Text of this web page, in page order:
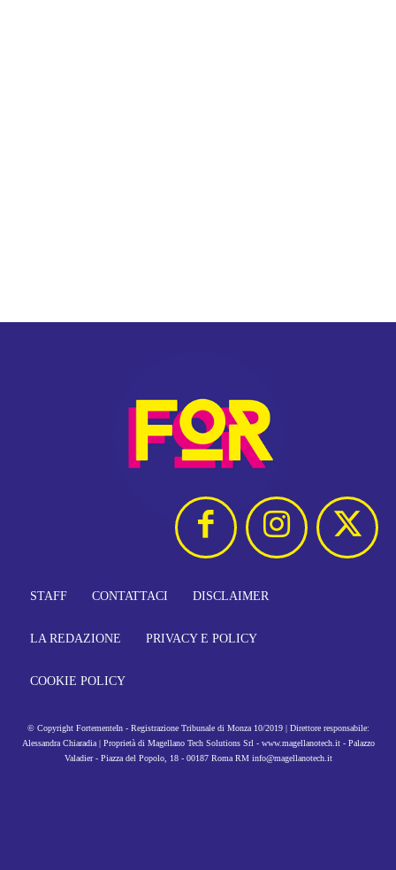
STAFF CONTATTACI DISCLAIMER
LA REDAZIONE PRIVACY E POLICY
COOKIE POLICY
© Copyright FortementeIn - Registrazione Tribunale di Monza 10/2019 | Direttore responsabile:
Alessandra Chiaradia | Proprietà di Magellano Tech Solutions Srl - www.magellanotech.it - Palazzo
Valadier - Piazza del Popolo, 18 - 00187 Roma RM info@magellanotech.it